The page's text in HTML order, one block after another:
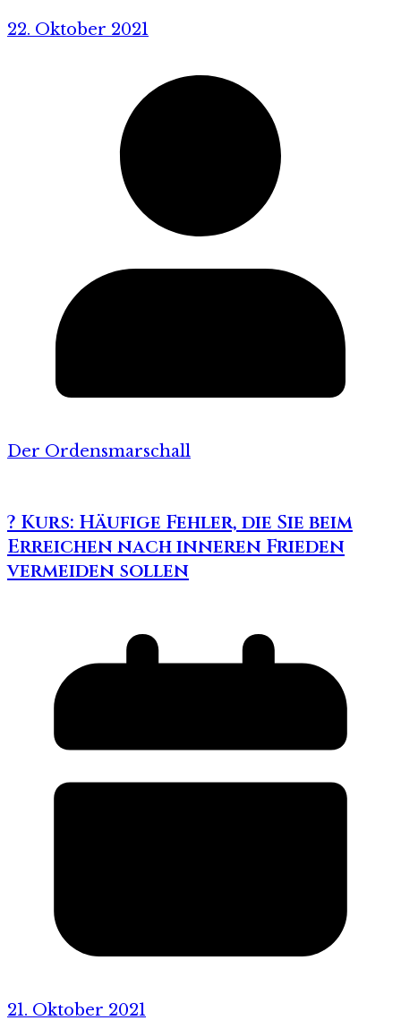
22. Oktober 2021
Der Ordensmarschall
? Kurs: Häufige Fehler, die Sie beim
Erreichen nach inneren Frieden
vermeiden sollen
21. Oktober 2021